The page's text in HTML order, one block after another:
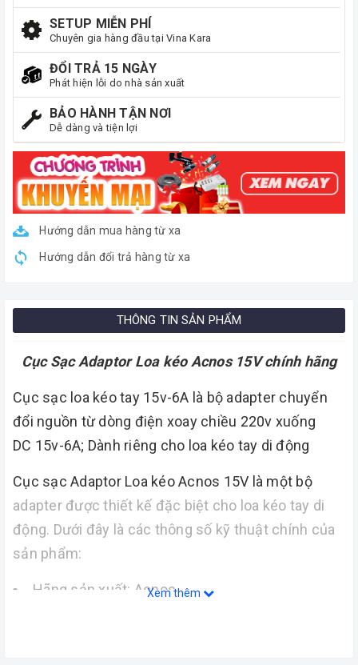
SETUP MIỄN PHÍ
Chuyên gia hàng đầu tại Vina Kara
ĐỔI TRẢ 15 NGÀY
Phát hiện lỗi do nhà sản xuất
BẢO HÀNH TẬN NƠI
Dễ dàng và tiện lợi
Hướng dẫn mua hàng từ xa
Hướng dẫn đổi trả hàng từ xa
THÔNG TIN SẢN PHẨM
Cục Sạc Adaptor Loa kéo Acnos 15V chính hãng
Cục sạc loa kéo tay 15v-6A là bộ adapter chuyển
đổi nguồn từ dòng điện xoay chiều 220v xuống
DC 15v-6A; Dành riêng cho loa kéo tay di động
Cục sạc Adaptor Loa kéo Acnos 15V là một bộ
adapter được thiết kế đặc biệt cho loa kéo tay di
động. Dưới đây là các thông số kỹ thuật chính của
sản phẩm:
Hãng sản xuất: Acnos.
Xem thêm